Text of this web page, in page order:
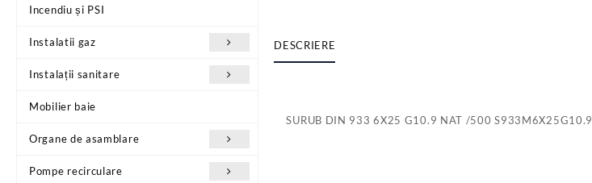
Incendiu și PSI
Instalatii gaz
Instalații sanitare
Mobilier baie
Organe de asamblare
Pompe recirculare
DESCRIERE
SURUB DIN 933 6X25 G10.9 NAT /500 S933M6X25G10.9